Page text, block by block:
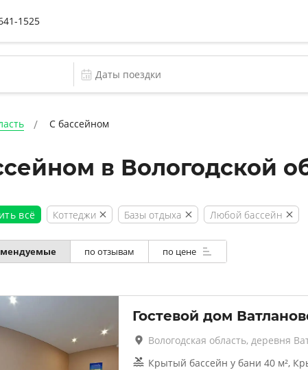
1525
С бассейном
в Вологодской
всё Коттеджи Базы отдыха Любой бассейн
по отзывам по цене
Гостевой дом
Вологодская область, деревня
Крытый бассейн у бани 40 м²,